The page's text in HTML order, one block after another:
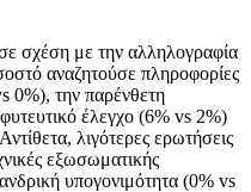
σχέση με την αλληλογραφία
αναζητούσε πληροφορίες
0%), την παρένθετη
έλεγχο (6% vs 2%)
λιγότερες ερωτήσεις
εξωσωματικής
υπογονιμότητα (0% vs